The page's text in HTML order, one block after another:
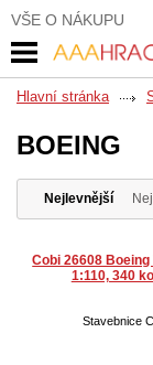
VŠE O NÁKUPU
Hlavní stránka
BOEING
Nejlevnější
Cobi 26608 Boeing
1:110, 340
Stavebnice